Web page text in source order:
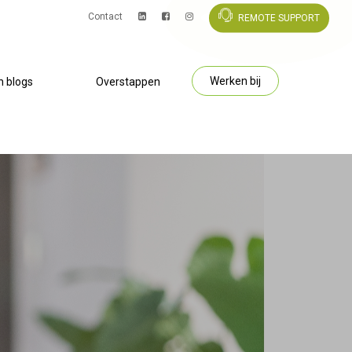
Contact REMOTE SUPPORT
blogs Overstappen Werken bij